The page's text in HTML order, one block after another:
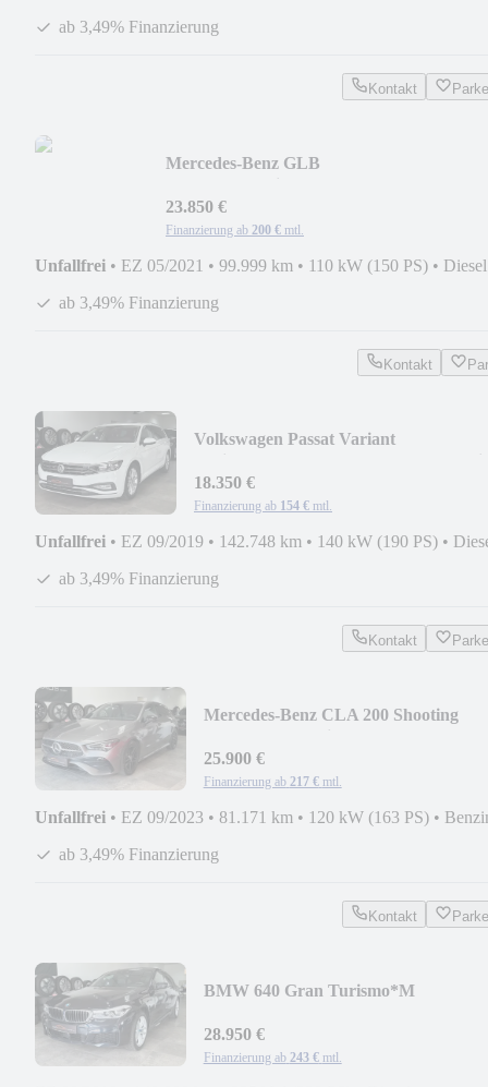
ab 3,49% Finanzierung
Kontakt
Mercedes-Benz GLB
23.850 €
Finanzierung ab 200 € mtl.
Unfallfrei • EZ 05/2021 • 99.999 km • 110 kW (150 PS) • Diesel
ab 3,49% Finanzierung
Kontakt
Volkswagen Passat Variant
18.350 €
Finanzierung ab 154 € mtl.
Unfallfrei • EZ 09/2019 • 142.748 km • 140 kW (190 PS) •
ab 3,49% Finanzierung
Kontakt
Mercedes-Benz CLA 200 Shooting
25.900 €
Finanzierung ab 217 € mtl.
Unfallfrei • EZ 09/2023 • 81.171 km • 120 kW (163 PS) •
ab 3,49% Finanzierung
Kontakt
BMW 640 Gran Turismo*M
28.950 €
Finanzierung ab 243 € mtl.